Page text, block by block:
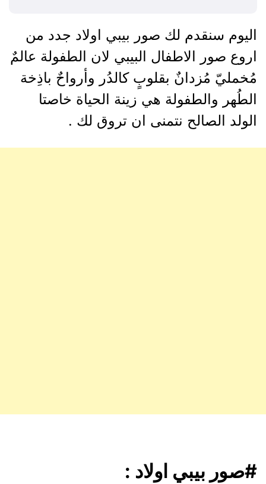
اليوم سنقدم لك صور بيبي اولاد جدد من
اروع صور الاطفال البيبي لان الطفولة عالمٌ
مُخمليّ مُزدانٌ بقلوبٍ كالدُر وأرواحٌ باذِخة
الطُهر والطفولة هي زينة الحياة خاصتا
الولد الصالح نتمنى ان تروق لك .
#صور بيبي اولاد :